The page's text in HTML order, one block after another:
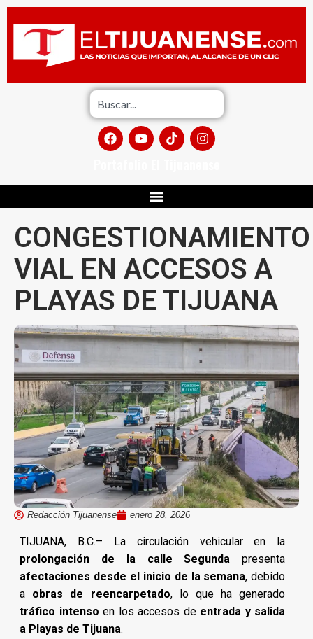
CONGESTIONAMIENTO
VIAL EN ACCESOS A
PLAYAS DE TIJUANA
Redacción Tijuanense enero 28, 2026
TIJUANA, B.C.– La circulación vehicular en la
prolongación de la calle Segunda presenta
afectaciones desde el inicio de la semana, debido
a obras de reencarpetado, lo que ha generado
tráfico intenso en los accesos de entrada y salida
a Playas de Tijuana.